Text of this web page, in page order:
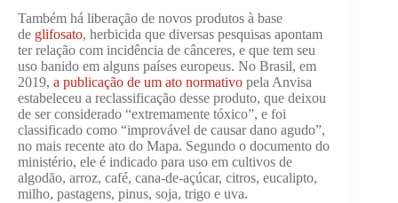
Também há liberação de novos produtos à base
de glifosato, herbicida que diversas pesquisas apontam
ter relação com incidência de cânceres, e que tem seu
uso banido em alguns países europeus. No Brasil, em
2019, a publicação de um ato normativo pela Anvisa
estabeleceu a reclassificação desse produto, que deixou
de ser considerado “extremamente tóxico”, e foi
classificado como “improvável de causar dano agudo”,
no mais recente ato do Mapa. Segundo o documento do
ministério, ele é indicado para uso em cultivos de
algodão, arroz, café, cana-de-açúcar, citros, eucalipto,
milho, pastagens, pinus, soja, trigo e uva.